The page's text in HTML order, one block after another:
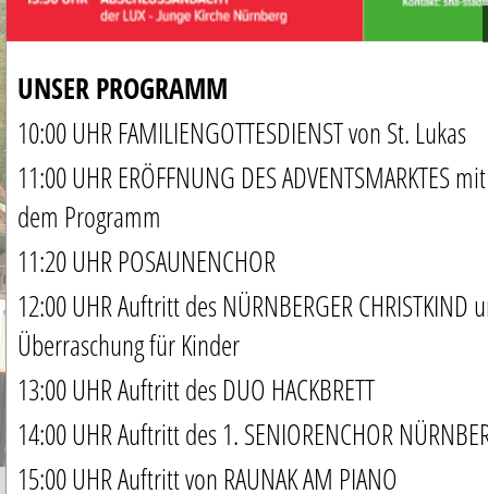
UNSER PROGRAMM
10:00 UHR FAMILIENGOTTESDIENST von St. Lukas
11:00 UHR ERÖFFNUNG DES ADVENTSMARKTES
dem Programm
11:20 UHR POSAUNENCHOR
12:00 UHR Auftritt des NÜRNBERGER
Überraschung für Kinder
13:00 UHR Auftritt des DUO HACKBRETT
14:00 UHR Auftritt des 1. SENIORENCHOR
15:00 UHR Auftritt von RAUNAK AM PIANO